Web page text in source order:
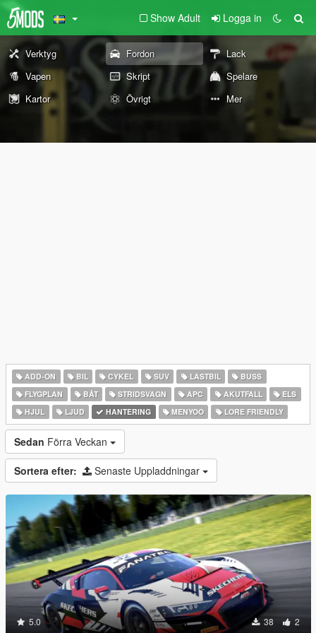
Show Adult Logga in
Verktyg Fordon
Lack
Vapen
Skript
Spelare
Kartor
Övrigt Mer
ADD-ON BIL CYKEL SUV LASTBIL
BUSS
FLYGPLAN
BÅT STRIDSVAGN APC AKUTFALL
ELS
HJUL
LJUD HANTERING MENYOO LORE FRIENDLY
Sedan Förra Veckan
Sortera efter: Senaste Uppladdningar
5.0 38 2